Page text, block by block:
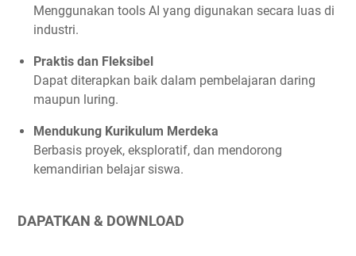
Menggunakan tools AI yang digunakan secara luas di
industri.
Praktis dan Fleksibel
Dapat diterapkan baik dalam pembelajaran daring
maupun luring.
Mendukung Kurikulum Merdeka
Berbasis proyek, eksploratif, dan mendorong
kemandirian belajar siswa.
DAPATKAN & DOWNLOAD